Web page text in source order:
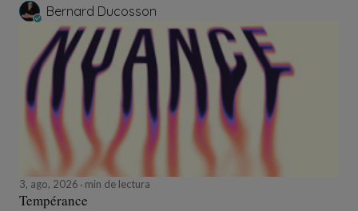
Bernard Ducosson
3, ago, 2026 min de lectura
Tempérance